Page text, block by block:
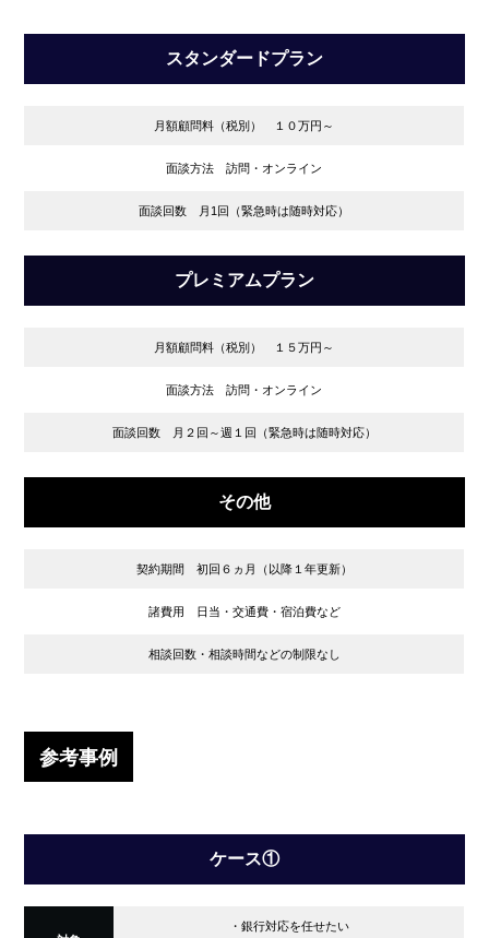
スタンダードプラン
月額顧問料（税別） １０万円～
面談方法 訪問・オンライン
面談回数 月1回（緊急時は随時対応）
プレミアムプラン
月額顧問料（税別） １５万円～
面談方法 訪問・オンライン
面談回数 月２回～週１回（緊急時は随時対応）
その他
契約期間 初回６ヵ月（以降１年更新）
諸費用 日当・交通費・宿泊費など
相談回数・相談時間などの制限なし
参考事例
ケース①
・銀行対応を任せたい